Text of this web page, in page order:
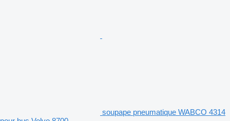
soupape pneumatique WABCO 4314